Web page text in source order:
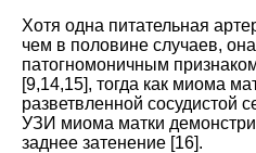
Хотя одна питательная
чем в половине случаев, она
патогномоничным
[9,14,15], тогда как миома
разветвленной сосудистой
УЗИ миома матки
заднее затенение [16].